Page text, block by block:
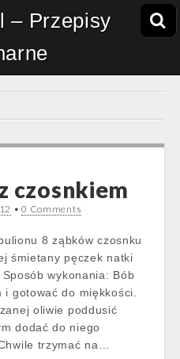
– Przepisy
czosnkiem
•0 Comments
8 ząbków czosnku
śmietany pęczek natki
wykonania: Bób
gotować do miękkości.
oliwie poddusić
dodać do niego
trzymać na…